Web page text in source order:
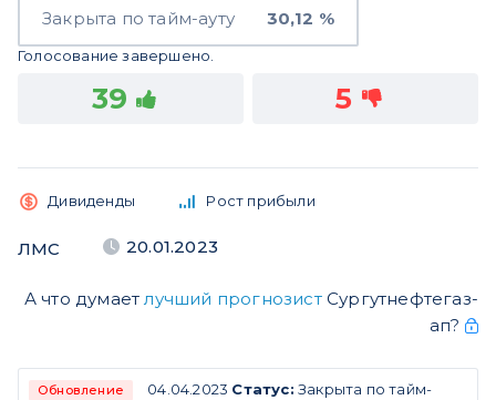
Закрыта по тайм-ауту 30,12 %
Голосование завершено.
39 5
Дивиденды Рост прибыли
ЛМС 20.01.2023
А что думает лучший прогнозистСургутнефтегаз-
ап?
Обновление 04.04.2023 Статус: Закрыта по тайм-